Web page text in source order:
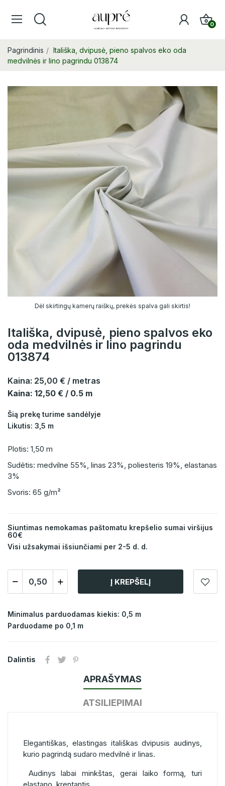
0
Pagrindinis
Itališka, dvipusė, pieno spalvos eko oda
medvilnės ir lino pagrindu 013874
Dėl skirtingų kamerų raiškų, prekės spalva gali skirtis!
Itališka, dvipusė, pieno spalvos eko
oda medvilnės ir lino pagrindu
013874
Kaina: 25,00 € / metras
Kaina: 12,50 € / 0.5 m
Šią prekę turime sandėlyje
Likutis: 3,5 m
Plotis: 1,50 m
Sudėtis: medvilne 55%, linas 23%, poliesteris 19%, elastanas
3%
Svoris: 65 g/m²
Siuntimas nemokamas paštomatu krepšelio sumai viršijus
60€
Visi užsakymai išsiunčiami per 2-5 d. d.
Į KREPŠELĮ
Minimalus parduodamas kiekis: 0,5 m
Parduodame po 0,1 m
Dalintis
APRAŠYMAS
ATSILIEPIMAI
Elegantiškas, elastingas itališkas dvipusis audinys,
kurio pagrindą sudaro medvilnė ir linas.
Audinys labai minkštas, gerai laiko formą, turi